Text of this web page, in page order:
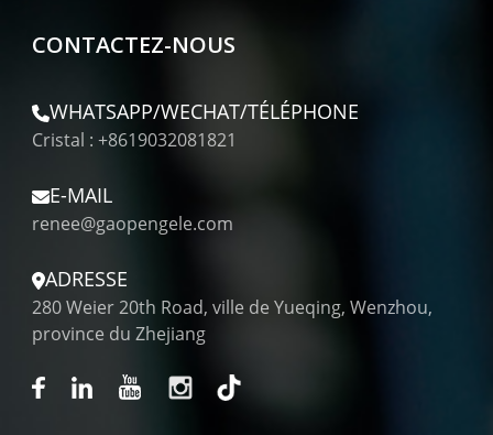
CONTACTEZ-NOUS
WHATSAPP/WECHAT/TÉLÉPHONE
Cristal : +8619032081821
E-MAIL
renee@gaopengele.com
ADRESSE
280 Weier 20th Road, ville de Yueqing, Wenzhou,
province du Zhejiang